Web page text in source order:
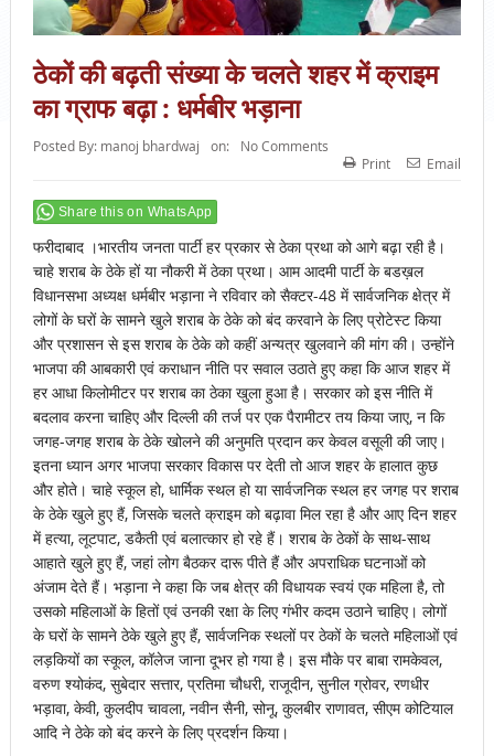
ठेकों की बढ़ती संख्या के चलते शहर में क्राइम
का ग्राफ बढ़ा : धर्मबीर भड़ाना
Posted By: manoj bhardwaj on:
No Comments
Print
Email
Share this on WhatsApp
फरीदाबाद ।भारतीय जनता पार्टी हर प्रकार से ठेका प्रथा को आगे बढ़ा रही है।
चाहे शराब के ठेके हों या नौकरी में ठेका प्रथा। आम आदमी पार्टी के बडख़ल
विधानसभा अध्यक्ष धर्मबीर भड़ाना ने रविवार को सैक्टर-48 में सार्वजनिक क्षेत्र में
लोगों के घरों के सामने खुले शराब के ठेके को बंद करवाने के लिए प्रोटेस्ट किया
और प्रशासन से इस शराब के ठेके को कहीं अन्यत्र खुलवाने की मांग की। उन्होंने
भाजपा की आबकारी एवं कराधान नीति पर सवाल उठाते हुए कहा कि आज शहर में
हर आधा किलोमीटर पर शराब का ठेका खुला हुआ है। सरकार को इस नीति में
बदलाव करना चाहिए और दिल्ली की तर्ज पर एक पैरामीटर तय किया जाए, न कि
जगह-जगह शराब के ठेके खोलने की अनुमति प्रदान कर केवल वसूली की जाए।
इतना ध्यान अगर भाजपा सरकार विकास पर देती तो आज शहर के हालात कुछ
और होते। चाहे स्कूल हो, धार्मिक स्थल हो या सार्वजनिक स्थल हर जगह पर शराब
के ठेके खुले हुए हैं, जिसके चलते क्राइम को बढ़ावा मिल रहा है और आए दिन शहर
में हत्या, लूटपाट, डकैती एवं बलात्कार हो रहे हैं। शराब के ठेकों के साथ-साथ
आहाते खुले हुए हैं, जहां लोग बैठकर दारू पीते हैं और अपराधिक घटनाओं को
अंजाम देते हैं। भड़ाना ने कहा कि जब क्षेत्र की विधायक स्वयं एक महिला है, तो
उसको महिलाओं के हितों एवं उनकी रक्षा के लिए गंभीर कदम उठाने चाहिए। लोगों
के घरों के सामने ठेके खुले हुए हैं, सार्वजनिक स्थलों पर ठेकों के चलते महिलाओं एवं
लड़कियों का स्कूल, कॉलेज जाना दूभर हो गया है। इस मौके पर बाबा रामकेवल,
वरुण श्योकंद, सुबेदार सत्तार, प्रतिमा चौधरी, राजूदीन, सुनील ग्रोवर, रणधीर
भड़ावा, केवी, कुलदीप चावला, नवीन सैनी, सोनू, कुलबीर राणावत, सीएम कोटियाल
आदि ने ठेके को बंद करने के लिए प्रदर्शन किया।